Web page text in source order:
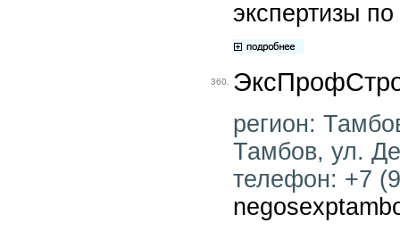
экспертизы
360.
регион:
Тамбов, ул.
телефон: +7